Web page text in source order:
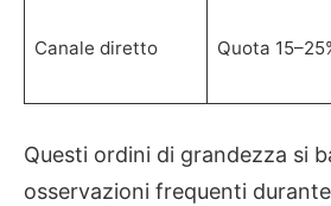
Canale diretto Quota
Questi ordini di grandezza si
osservazioni frequenti